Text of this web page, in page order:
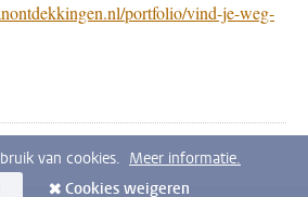
portfolio/vind-je-weg-
van cookies. Meer informatie.
Cookies weigeren